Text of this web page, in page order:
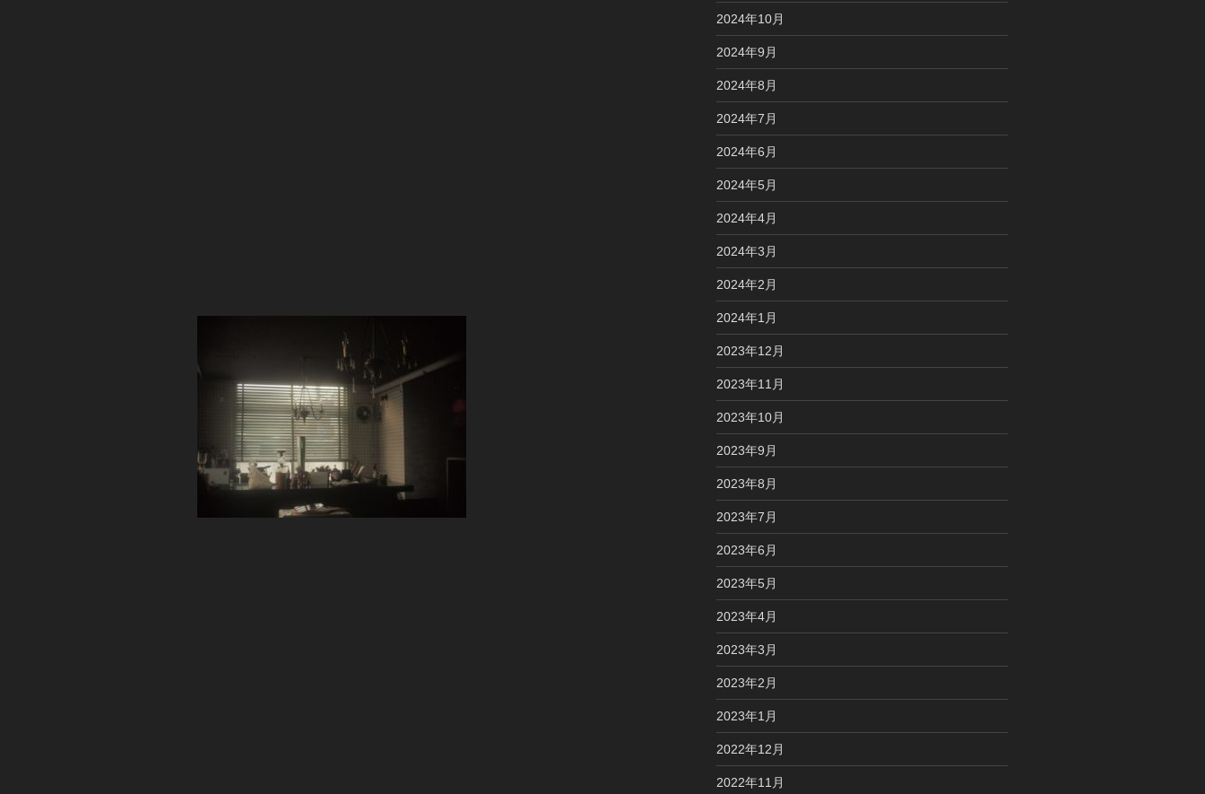
2024年10月
2024年9月
2024年8月
2024年7月
2024年6月
2024年5月
2024年4月
2024年3月
2024年2月
2024年1月
2023年12月
2023年11月
2023年10月
2023年9月
2023年8月
2023年7月
2023年6月
2023年5月
2023年4月
2023年3月
2023年2月
2023年1月
2022年12月
2022年11月